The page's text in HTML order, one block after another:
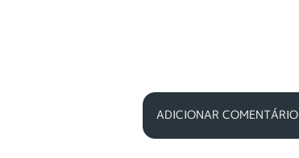
ADICIONAR COMENTÁRIO